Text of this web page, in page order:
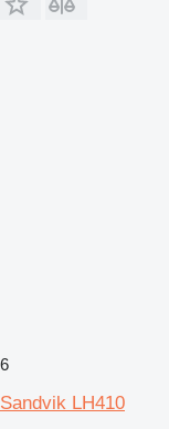
6
Sandvik LH410